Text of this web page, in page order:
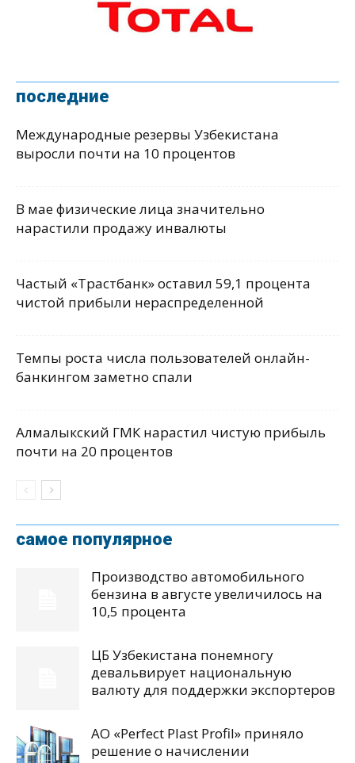
последние
Международные резервы Узбекистана
выросли почти на 10 процентов
В мае физические лица значительно
нарастили продажу инвалюты
Частый «Трастбанк» оставил 59,1 процента
чистой прибыли нераспределенной
Темпы роста числа пользователей онлайн-
банкингом заметно спали
Алмалыкский ГМК нарастил чистую прибыль
почти на 20 процентов
самое популярное
Производство автомобильного
бензина в августе увеличилось на
10,5 процента
ЦБ Узбекистана понемногу
девальвирует национальную
валюту для поддержки экспортеров
АО «Perfect Plast Profil» приняло
решение о начислении